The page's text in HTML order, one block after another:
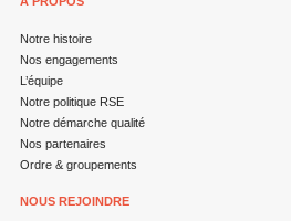
Notre histoire
Nos engagements
L’équipe
Notre politique RSE
Notre démarche qualité
Nos partenaires
Ordre & groupements
NOUS REJOINDRE